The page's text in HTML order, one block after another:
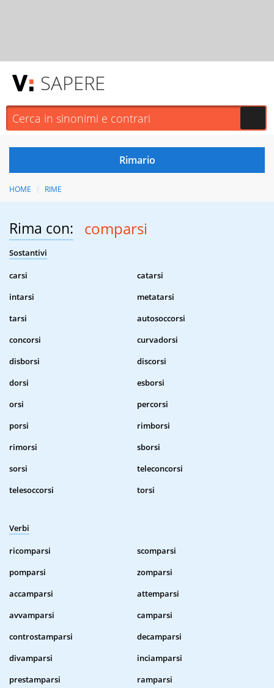
SAPERE
HOME RIME
Rima con: comparsi
Sostantivi
carsi
catarsi
intarsi
metatarsi
tarsi
autosoccorsi
concorsi
curvadorsi
disborsi
discorsi
dorsi
esborsi
orsi
percorsi
porsi
rimborsi
rimorsi
sborsi
sorsi
teleconcorsi
telesoccorsi
torsi
Verbi
ricomparsi
scomparsi
pomparsi
zomparsi
accamparsi
attemparsi
avvamparsi
camparsi
controstamparsi
decamparsi
divamparsi
inciamparsi
prestamparsi
ramparsi